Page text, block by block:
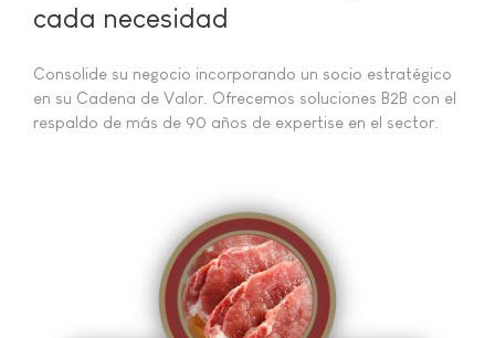
cada necesidad
Consolide su negocio incorporando un socio estratégico
en su Cadena de Valor. Ofrecemos soluciones B2B con el
respaldo de más de 90 años de expertise en el sector.